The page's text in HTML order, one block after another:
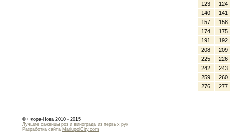
123
124
140
141
157
158
174
175
191
192
208
209
225
226
242
243
259
260
276
277
© Флора-Нова 2010 - 2015
Лучшие саженцы роз и винограда из первых рук
Разработка сайта MariupolCity.com